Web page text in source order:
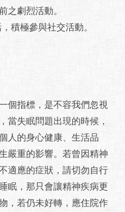
之劇烈活動。
積極參與社交活動。
指標，是不容我們忽視
當失眠問題出現的時候，
人的身心健康、生活品
嚴重的影響。若曾因精神
適應的症狀，請切勿自行
眠，那只會讓精神疾病更
，若仍未好轉，應住院作